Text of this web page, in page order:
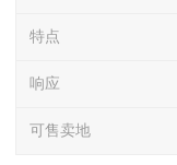
特点
响应
可售卖地